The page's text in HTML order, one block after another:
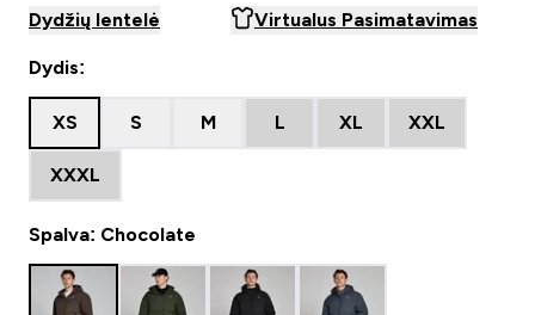
Dydžių lentelė Virtualus Pasimatavimas
Dydis:
XS S M L XL XXL
XXXL
Spalva: Chocolate